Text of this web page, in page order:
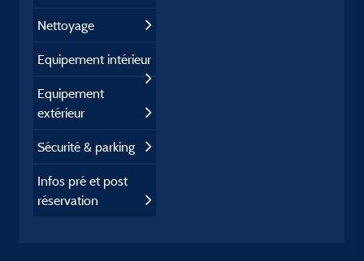
Nettoyage
Equipement intérieur
Equipement
extérieur
Sécurité & parking
Infos pré et post
réservation